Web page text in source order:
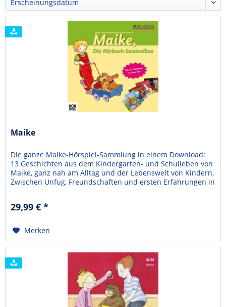
Maike
Die ganze Maike-Hörspiel-Sammlung in einem Download:
13 Geschichten aus dem Kindergarten- und Schulleben von
Maike, ganz nah am Alltag und der Lebenswelt von Kindern.
Zwischen Unfug, Freundschaften und ersten Erfahrungen in
kann Maike sich bei all dem sicher sein: Gott...
29,99 € *
Merken